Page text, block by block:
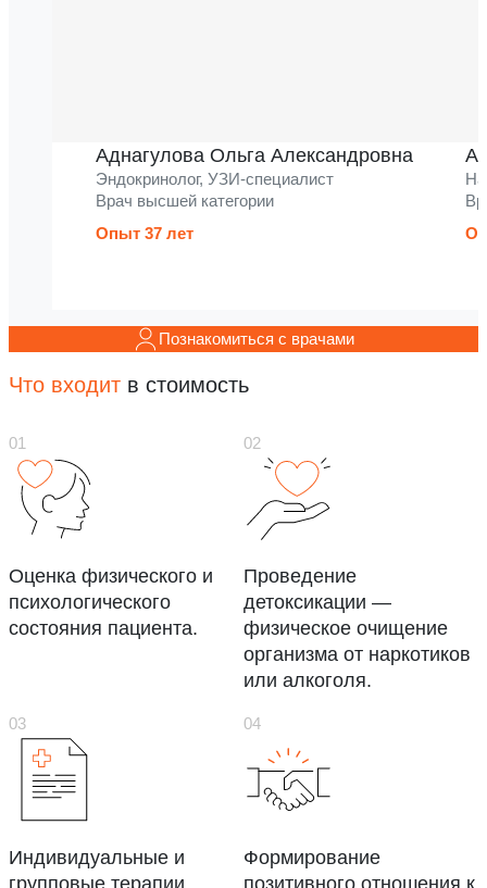
Аднагулова Ольга Александровна
Эндокринолог, УЗИ-специалист
Врач высшей категории
Опыт 37 лет
Познакомиться с врачами
Что входит в стоимость
Оценка физического и
психологического
состояния пациента.
Проведение
детоксикации —
физическое очищение
организма от наркотиков
или алкоголя.
Индивидуальные и
групповые терапии
Формирование
позитивного отношения к